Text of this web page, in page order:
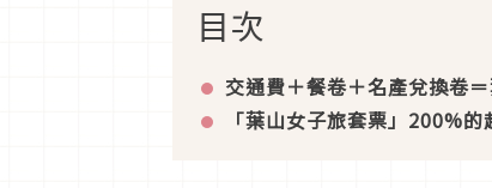
目次
交通費＋餐卷＋名產兌換卷
「葉山女子旅套票」 200%的